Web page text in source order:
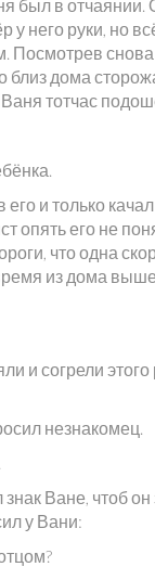
был в отчаянии.
у него руки, но
Посмотрев снова
близ дома
тотчас
и только
опять его не
что одна
из дома
и согрели этого
незнакомец.
Ване, чтоб
у Вани: